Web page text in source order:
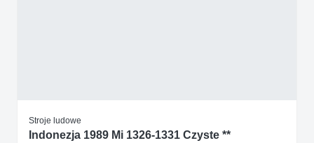
Stroje ludowe
Indonezja 1989 Mi 1326-1331 Czyste **